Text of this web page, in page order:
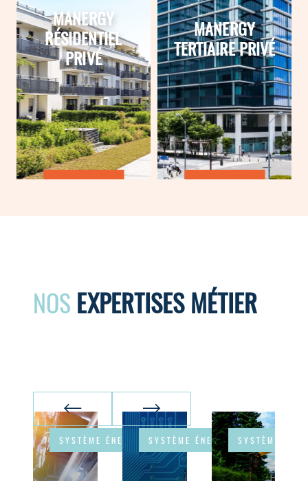
MANERGY
RÉSIDENTIEL
PRIVÉ
MANERGY
TERTIAIRE PRIVÉ
NOS EXPERTISES MÉTIER
SYSTÈME ÉNERGÉTIQUESYSTÈME ÉNERGÉTIQUESYSTÈME